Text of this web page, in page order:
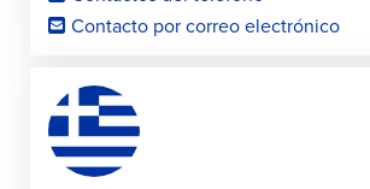
Contacto por correo electrónico